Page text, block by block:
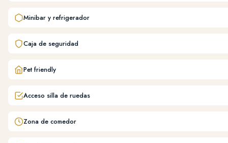
Minibar y refrigerador
Caja de seguridad
Pet friendly
Acceso silla de ruedas
Zona de comedor